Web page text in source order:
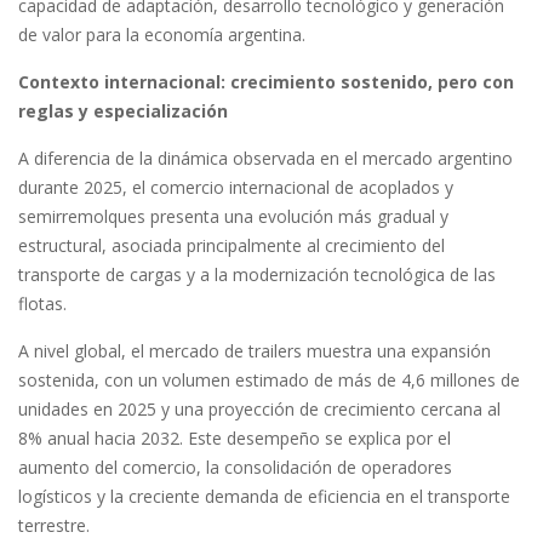
capacidad de adaptación, desarrollo tecnológico y generación
de valor para la economía argentina.
Contexto internacional: crecimiento sostenido, pero con
reglas y especialización
A diferencia de la dinámica observada en el mercado argentino
durante 2025, el comercio internacional de acoplados y
semirremolques presenta una evolución más gradual y
estructural, asociada principalmente al crecimiento del
transporte de cargas y a la modernización tecnológica de las
flotas.
A nivel global, el mercado de trailers muestra una expansión
sostenida, con un volumen estimado de más de 4,6 millones de
unidades en 2025 y una proyección de crecimiento cercana al
8% anual hacia 2032. Este desempeño se explica por el
aumento del comercio, la consolidación de operadores
logísticos y la creciente demanda de eficiencia en el transporte
terrestre.